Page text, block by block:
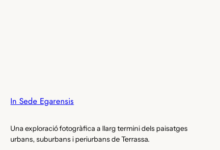
In Sede Egarensis
Una exploració fotogràfica a llarg termini dels paisatges
urbans, suburbans i periurbans de Terrassa.